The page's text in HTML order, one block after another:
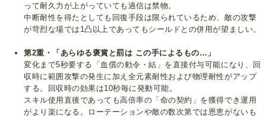
って耐久力が上がっていても過信は禁物。
中断耐性を得たとしても回復手段は限られているため、敵の攻撃
が苛烈な場では1凸以上であってもシールドとの併用が望ましい。
第2重・「あらゆる褒賞と罰は この手によるもの…」
変化まで5秒要する「血償の勅令・結」を直接付与可能になり、回
収時に範囲攻撃の発生に加え全元素耐性および物理耐性がアップ
する。回収時の効果は10秒毎に発動可能。
スキル使用直後であっても高倍率の「命の契約」を獲得でき運用
がより楽になる。ローテーションや敵の数次第では恩恵がないも